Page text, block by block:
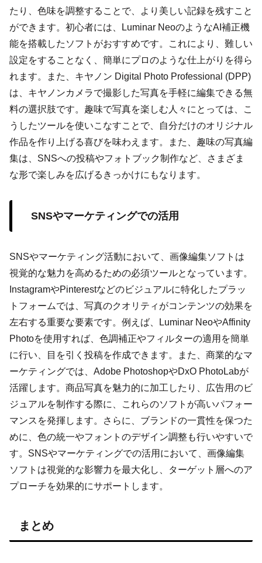
たり、色味を調整することで、より美しい記録を残すこと
ができます。初心者には、Luminar NeoのようなAI補正機
能を搭載したソフトがおすすめです。これにより、難しい
設定をすることなく、簡単にプロのような仕上がりを得ら
れます。また、キヤノン Digital Photo Professional (DPP)
は、キヤノンカメラで撮影した写真を手軽に編集できる無
料の選択肢です。趣味で写真を楽しむ人々にとっては、こ
うしたツールを使いこなすことで、自分だけのオリジナル
作品を作り上げる喜びを味わえます。また、趣味の写真編
集は、SNSへの投稿やフォトブック制作など、さまざま
な形で楽しみを広げるきっかけにもなります。
SNSやマーケティングでの活用
SNSやマーケティング活動において、画像編集ソフトは
視覚的な魅力を高めるための必須ツールとなっています。
InstagramやPinterestなどのビジュアルに特化したプラッ
トフォームでは、写真のクオリティがコンテンツの効果を
左右する重要な要素です。例えば、Luminar NeoやAffinity
Photoを使用すれば、色調補正やフィルターの適用を簡単
に行い、目を引く投稿を作成できます。また、商業的なマ
ーケティングでは、Adobe PhotoshopやDxO PhotoLabが
活躍します。商品写真を魅力的に加工したり、広告用のビ
ジュアルを制作する際に、これらのソフトが高いパフォー
マンスを発揮します。さらに、ブランドの一貫性を保つた
めに、色の統一やフォントのデザイン調整も行いやすいで
す。SNSやマーケティングでの活用において、画像編集
ソフトは視覚的な影響力を最大化し、ターゲット層へのア
プローチを効果的にサポートします。
まとめ